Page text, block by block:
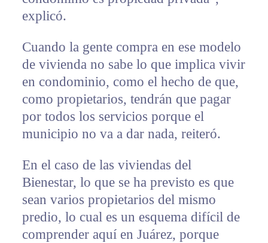
explicó.
Cuando la gente compra en ese modelo
de vivienda no sabe lo que implica vivir
en condominio, como el hecho de que,
como propietarios, tendrán que pagar
por todos los servicios porque el
municipio no va a dar nada, reiteró.
En el caso de las viviendas del
Bienestar, lo que se ha previsto es que
sean varios propietarios del mismo
predio, lo cual es un esquema difícil de
comprender aquí en Juárez, porque